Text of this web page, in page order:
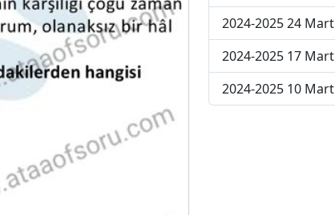
2024-2025 24 Mart
2024-2025 17 Mart
2024-2025 10 Mart